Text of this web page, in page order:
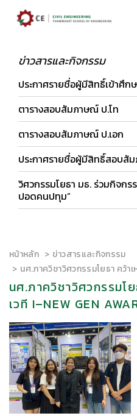
ข่าวสารและกิจกรรม
ประกาศรายชื่อผู้มีสิทธิ์เข้าศึก
ตารางสอบสัมภาษณ์ ป.โท
ตารางสอบสัมภาษณ์ ป.เอก
ประกาศรายชื่อผู้มีสิทธิ์สอบสั
วิศวกรรมโยธา มธ. ร่วมกิจก
ปอดคนปทุม”
หน้าหลัก
ข่าวสารและกิจกรรม
นศ.ภาควิชาวิศวกรรมโยธา คว้าเ
นศ.ภาควิชาวิศวกรรมโ
เวที I–NEW GEN